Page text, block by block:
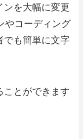
ンを大幅に変更
やコーディング
でも簡単に文字
ことができます